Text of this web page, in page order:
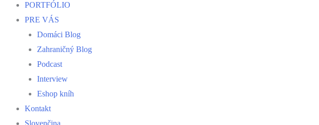
PORTFÓLIO
PRE VÁS
Domáci Blog
Zahraničný Blog
Podcast
Interview
Eshop kníh
Kontakt
Slovenčina